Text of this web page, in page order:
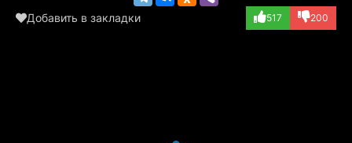
Добавить в закладки 517 200